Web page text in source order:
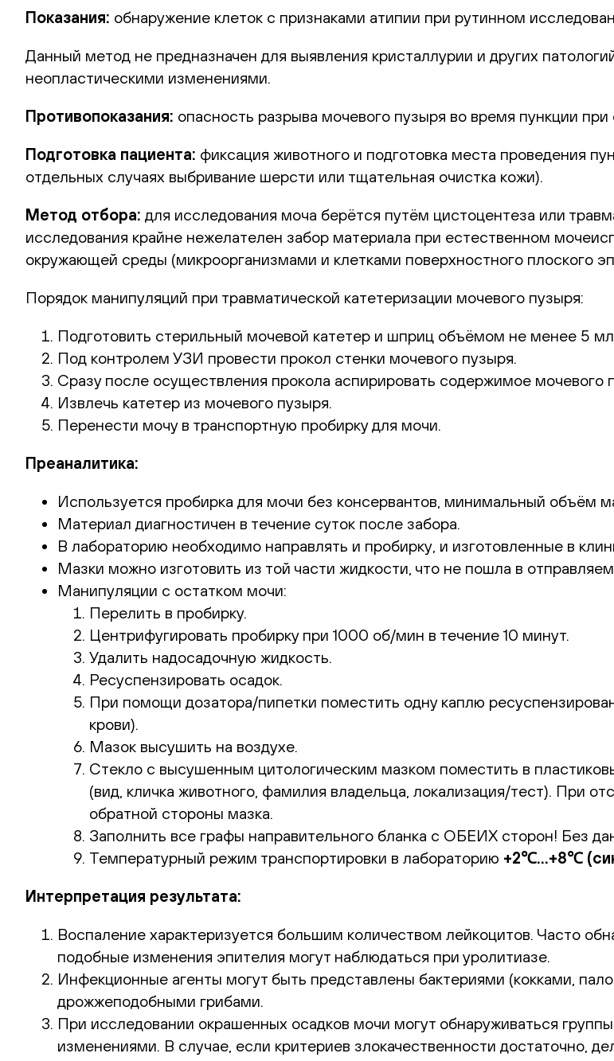
Показания: обнаружение клеток с признаками атипии при рутинном
Данный метод не предназначен для выявления кристаллурии и других
неопластическими изменениями.
Противопоказания: опасность разрыва мочевого пузыря во время пункции
Подготовка пациента: фиксация животного и подготовка места проведения
отдельных случаях выбривание шерсти или тщательная очистка кожи).
Метод отбора: для исследования моча берётся путём цистоцентеза или
исследования крайне нежелателен забор материала при естественном
окружающей среды (микроорганизмами и клетками поверхностного плоского
Порядок манипуляций при травматической катетеризации мочевого пузыря:
Подготовить стерильный мочевой катетер и шприц объёмом не менее 5 мл.
Под контролем УЗИ провести прокол стенки мочевого пузыря.
Сразу после осуществления прокола аспирировать содержимое
Извлечь катетер из мочевого пузыря.
Перенести мочу в транспортную пробирку для мочи.
Преаналитика:
Используется пробирка для мочи без консервантов, минимальный объём
Материал диагностичен в течение суток после забора.
В лабораторию необходимо направлять и пробирку, и изготовленные в
Мазки можно изготовить из той части жидкости, что не пошла в
Манипуляции с остатком мочи:
Перелить в пробирку.
Центрифугировать пробирку при 1000 об/мин в течение 10 минут.
Удалить надосадочную жидкость.
Ресуспензировать осадок.
При помощи дозатора/пипетки поместить одну каплю
крови).
Мазок высушить на воздухе.
Стекло с высушенным цитологическим мазком поместить в
(вид, кличка животного, фамилия владельца, локализация/тест). При
обратной стороны мазка.
Заполнить все графы направительного бланка с ОБЕИХ сторон! Без
Температурный режим транспортировки в лабораторию +2℃...+8℃
Интерпретация результата:
Воспаление характеризуется большим количеством лейкоцитов. Часто
подобные изменения эпителия могут наблюдаться при уролитиазе.
Инфекционные агенты могут быть представлены бактериями (кокками,
дрожжеподобными грибами.
При исследовании окрашенных осадков мочи могут обнаруживаться
изменениями. В случае, если критериев злокачественности достаточно,